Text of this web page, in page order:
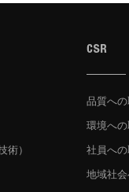
術）
品質へ
環境へ
社員へ
地域社